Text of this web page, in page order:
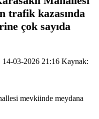
trafik kazasında
çok sayıda
14-03-2026 21:16 Kaynak: